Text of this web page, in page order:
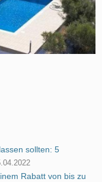
sollten: 5
Rabatt von bis zu